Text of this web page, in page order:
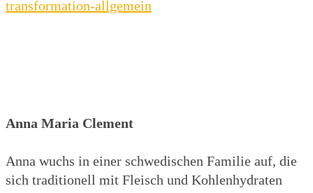
transformation-allgemein
Anna Maria Clement
Anna wuchs in einer schwedischen Familie auf, die
sich traditionell mit Fleisch und Kohlenhydraten